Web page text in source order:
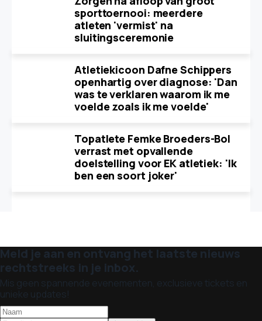
sporttoernooi: meerdere
atleten 'vermist' na
sluitingsceremonie
Atletiekicoon Dafne Schippers
openhartig over diagnose: 'Dan
was te verklaren waarom ik me
voelde zoals ik me voelde'
Topatlete Femke Broeders-Bol
verrast met opvallende
doelstelling voor EK atletiek: 'Ik
ben een soort joker'
Meld je aan en ontvang het laatste nieuws
rechtstreeks in je inbox.
Mis geen spannende evenementen, exclusieve tickets en
unieke updates!